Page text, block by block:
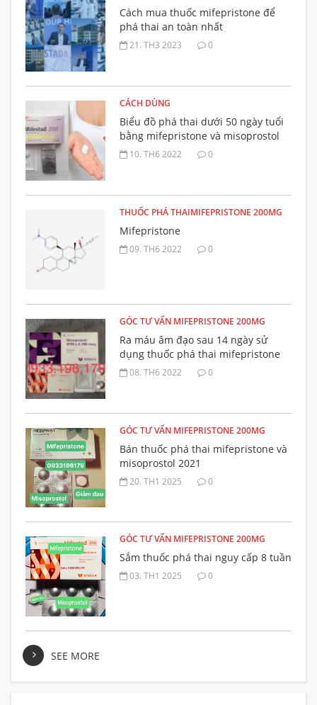
Cách mua thuốc mifepristone để
phá thai an toàn nhất
21. TH3 2023 0
CÁCH DÙNG
Biểu đồ phá thai dưới 50 ngày tuổi
bằng mifepristone và misoprostol
đường uống
10. TH6 2022 0
THUỐC PHÁ THAIMIFEPRISTONE 200MG
Mifepristone
09. TH6 2022 0
GÓC TƯ VẤN MIFEPRISTONE 200MG
Ra máu âm đạo sau 14 ngày sử
dụng thuốc phá thai mifepristone
có bất thường không?
08. TH6 2022 0
GÓC TƯ VẤN MIFEPRISTONE 200MG
Bán thuốc phá thai mifepristone và
misoprostol 2021
20. TH1 2025 0
GÓC TƯ VẤN MIFEPRISTONE 200MG
Sắm thuốc phá thai nguy cấp 8 tuần
03. TH1 2025 0
SEE MORE